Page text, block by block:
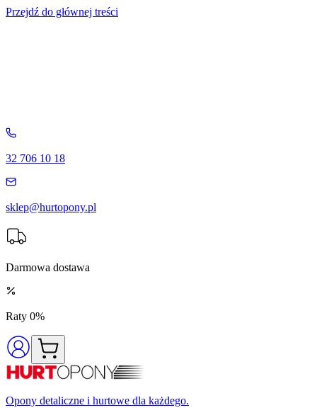
Przejdź do głównej treści
32 706 10 18
sklep@hurtopony.pl
Darmowa dostawa
Raty 0%
Opony detaliczne i hurtowe dla każdego.